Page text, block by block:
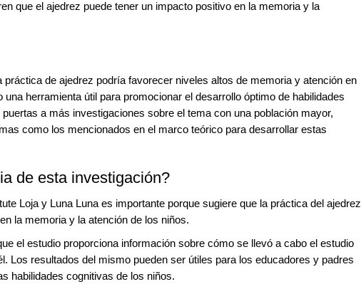
que el ajedrez puede tener un impacto positivo en la memoria y la
práctica de ajedrez podría favorecer niveles altos de memoria y atención en
una herramienta útil para promocionar el desarrollo óptimo de habilidades
a más investigaciones sobre el tema con una población mayor,
como los mencionados en el marco teórico para desarrollar estas
de esta investigación?
Loja y Luna Luna es importante porque sugiere que la práctica del ajedrez
la memoria y la atención de los niños.
el estudio proporciona información sobre cómo se llevó a cabo el estudio
Los resultados del mismo pueden ser útiles para los educadores y padres
habilidades cognitivas de los niños.